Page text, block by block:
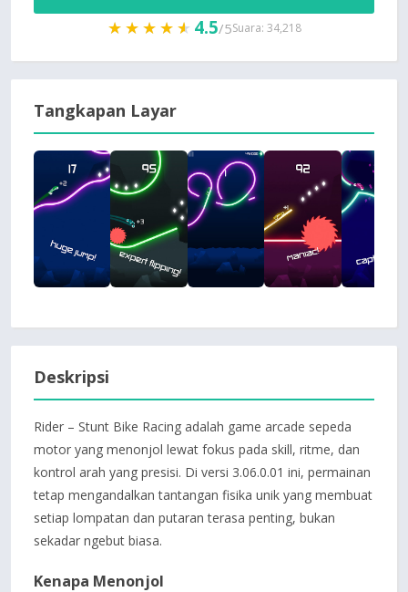
★★★★★
★★★★★ 4.5/5Suara: 34,218
Tangkapan Layar
Deskripsi
Rider – Stunt Bike Racing adalah game arcade sepeda
motor yang menonjol lewat fokus pada skill, ritme, dan
kontrol arah yang presisi. Di versi 3.06.0.01 ini, permainan
tetap mengandalkan tantangan fisika unik yang membuat
setiap lompatan dan putaran terasa penting, bukan
sekadar ngebut biasa.
Kenapa Menonjol